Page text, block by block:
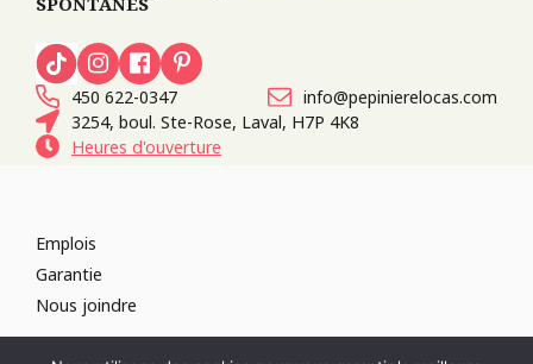
450 622-0347
info@pepinierelocas.com
3254, boul. Ste-Rose, Laval, H7P 4K8
Heures d'ouverture
Emplois
Garantie
Nous joindre